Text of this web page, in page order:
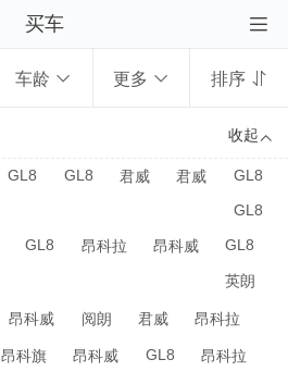
买车 
车龄  更多  排序 
收起 
GL8 GL8 君威 君威 GL8
GL8
GL8 昂科拉 昂科威 GL8
英朗
昂科威 阅朗 君威 昂科拉
昂科旗 昂科威 GL8 昂科拉